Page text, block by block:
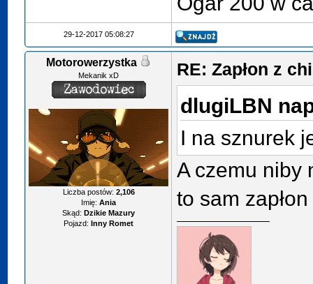
29-12-2017 05:08:27
Motorowerzystka
Mekanik xD
Liczba postów: 2,106
Imię: Ania
Skąd: Dzikie Mazury
Pojazd: Inny Romet
RE: Zapłon z
dlugiLBN
I na sznurek
A czemu niby
to sam